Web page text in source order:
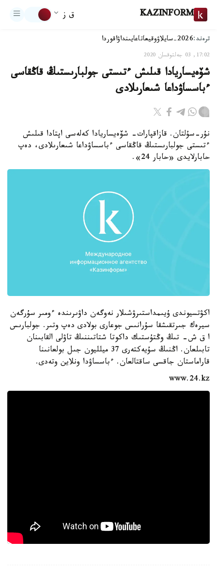
KAZINFORM ق ز
ترەند:2026-سايلاۋ وقيعاتاعايىنداۋاقوردا
17:02, 03 جەلتوقسان 2020
شۆەيساريادا قىلىش ءتىستى جولبارىستىڭ قاڭقاسى
ءباسساۋداعا شىعارىلادى
نۇر-سۇلتان. قازاقپارات- شۆەيساريادا كەلەسى اپتادا قىلىش
ءتىستى جولبارىستىڭ قاڭقاسى ءباسساۋداعا شىعارىلادى، دەپ
حابارلايدى «حابار 24».
اكۋتسيوندى ۇيىمداستىرۋشىلار نەوگەن داۋىرىندە ءومىر سۇرگەن
سيرەك جىرتقىشقا سۇرانىس جوعارى بولادى دەپ وتىر. جولبارىس
ا ق ش- تىڭ وڭتۇستىك داكوتا شتاتىننىڭ تاۋلى القابىنان
تابىلعان. اڭنىڭ سۇيەكتەرى 37 ميلليون جىل بولعانىنا
قاراماستان جاقسى ساقتالعان. ءباسساۋدا ونلاين وتەدى.
www.24.kz